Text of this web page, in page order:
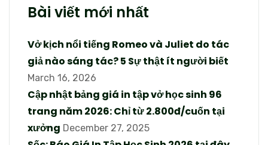
Bài viết mới nhất
Vở kịch nổi tiếng Romeo và Juliet do tác
giả nào sáng tác? 5 Sự thật ít người biết
March 16, 2026
Cập nhật bảng giá in tập vở học sinh 96
trang năm 2026: Chỉ từ 2.800đ/cuốn tại
xưởng December 27, 2025